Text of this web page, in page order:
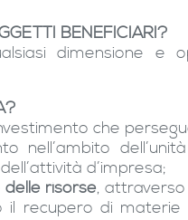
BENEFICIARI?
dimensione e
che
nell’ambito
d’impresa;
risorse, attraverso
il recupero di